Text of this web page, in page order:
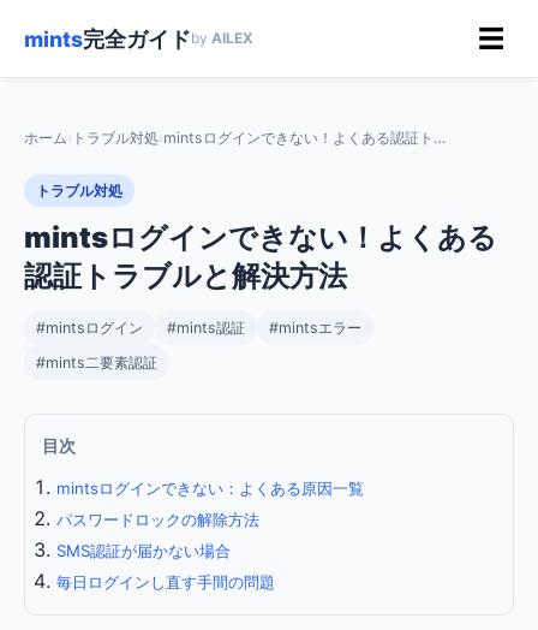
mints完全ガイドby AILEX ☰
ホーム› トラブル対処› mintsログインできない！よくある認証トラブルと解決方法
トラブル対処
mintsログインできない！よくある
認証トラブルと解決方法
#mintsログイン #mints認証
#mintsエラー
#mints二要素認証
目次
mintsログインできない：よくある原因一覧
パスワードロックの解除方法
SMS認証が届かない場合
毎日ログインし直す手間の問題